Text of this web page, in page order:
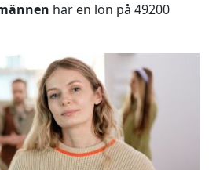
har en lön på 49200